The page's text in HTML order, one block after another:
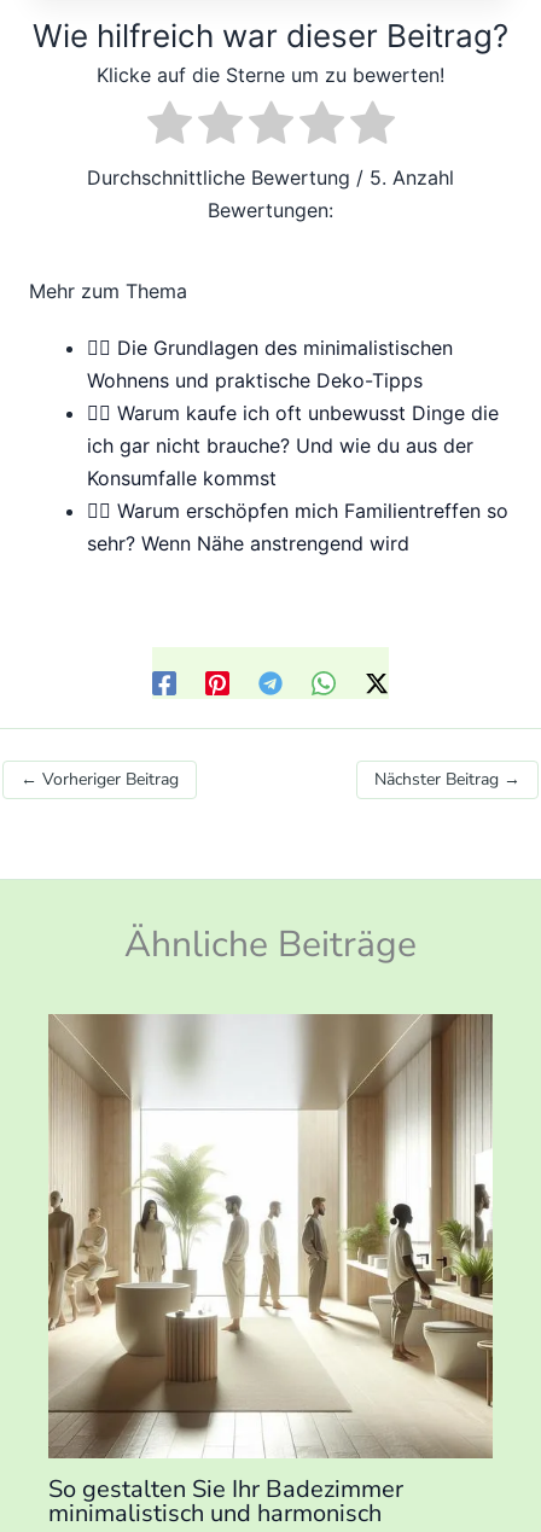
Wie hilfreich war dieser Beitrag?
Klicke auf die Sterne um zu bewerten!
Durchschnittliche Bewertung / 5. Anzahl
Bewertungen:
Mehr zum Thema
🧘‍♀️ Die Grundlagen des minimalistischen
Wohnens und praktische Deko-Tipps
🧘‍♀️ Warum kaufe ich oft unbewusst Dinge die
ich gar nicht brauche? Und wie du aus der
Konsumfalle kommst
🧘‍♀️ Warum erschöpfen mich Familientreffen so
sehr? Wenn Nähe anstrengend wird
← Vorheriger Beitrag Nächster Beitrag →
Ähnliche Beiträge
So gestalten Sie Ihr Badezimmer
minimalistisch und harmonisch